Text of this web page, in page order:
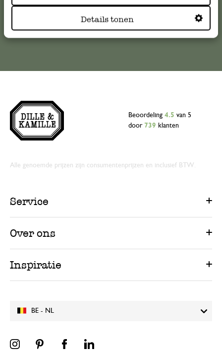
Details tonen
Online Klantenservice
BE - NL
Beoordeling 4.5 van 5
door 739 klanten
Alle genoemde prijzen zijn consumentenprijzen en inclusief BTW.
Service
Over ons
Inspiratie